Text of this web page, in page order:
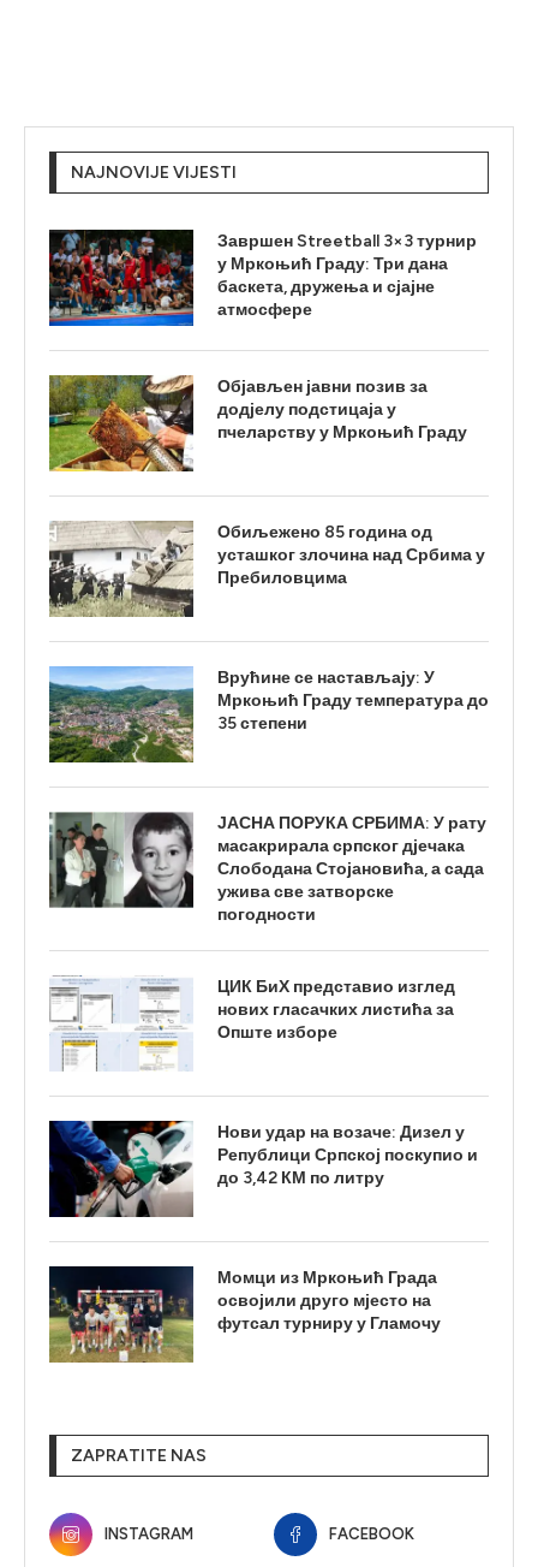
NAJNOVIJE VIJESTI
Завршен Streetball 3×3 турнир
у Мркоњић Граду: Три дана
баскета, дружења и сјајне
атмосфере
Објављен јавни позив за
додјелу подстицаја у
пчеларству у Мркоњић Граду
Обиљежено 85 година од
усташког злочина над Србима у
Пребиловцима
Врућине се настављају: У
Мркоњић Граду температура до
35 степени
ЈАСНА ПОРУКА СРБИМА: У рату
масакрирала српског дјечака
Слободана Стојановића, а сада
ужива све затворске
погодности
ЦИК БиХ представио изглед
нових гласачких листића за
Опште изборе
Нови удар на возаче: Дизел у
Републици Српској поскупио и
до 3,42 КМ по литру
Момци из Мркоњић Града
освојили друго мјесто на
футсал турниру у Гламочу
ZAPRATITE NAS
INSTAGRAM FACEBOOK